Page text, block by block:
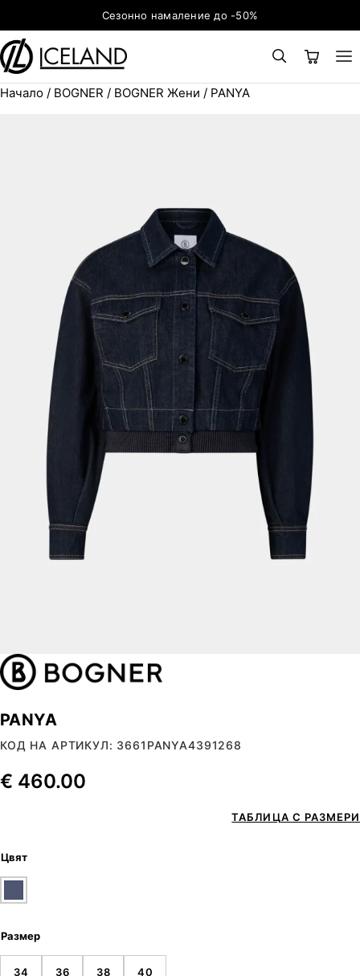
Към съдържаниетоСезонно намаление до -50%
Начало / BOGNER / BOGNER Жени / PANYA
PANYA
КОД НА АРТИКУЛ: 3661PANYA4391268
€ 460.00
ТАБЛИЦА С РАЗМЕРИ
Цвят
Размер
34 36 38 40